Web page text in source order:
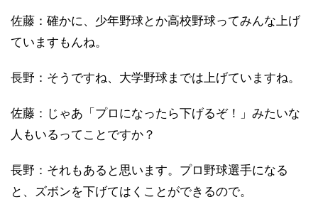
佐藤：確かに、少年野球とか高校野球ってみんな上げ
ていますもんね。
長野：そうですね、大学野球までは上げていますね。
佐藤：じゃあ「プロになったら下げるぞ！」みたいな
人もいるってことですか？
長野：それもあると思います。プロ野球選手になる
と、ズボンを下げてはくことができるので。